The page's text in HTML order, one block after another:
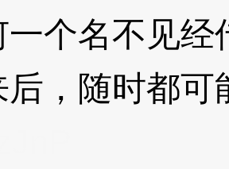
名不见经
，随时都